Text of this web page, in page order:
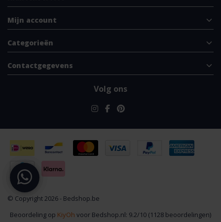
Mijn account
Categorieën
Contactgegevens
Volg ons
© Copyright 2026 - Bedshop.be
Beoordeling op KiyOh voor Bedshop.nl: 9.2/10 (1128 beoordelingen)